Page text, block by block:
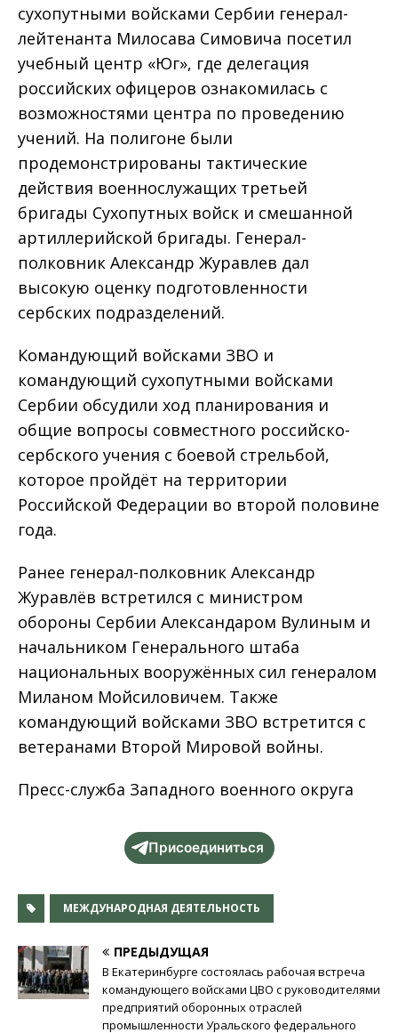
сухопутными войсками Сербии генерал-
лейтенанта Милосава Симовича посетил
учебный центр «Юг», где делегация
российских офицеров ознакомилась с
возможностями центра по проведению
учений. На полигоне были
продемонстрированы тактические
действия военнослужащих третьей
бригады Сухопутных войск и смешанной
артиллерийской бригады. Генерал-
полковник Александр Журавлев дал
высокую оценку подготовленности
сербских подразделений.
Командующий войсками ЗВО и
командующий сухопутными войсками
Сербии обсудили ход планирования и
общие вопросы совместного российско-
сербского учения с боевой стрельбой,
которое пройдёт на территории
Российской Федерации во второй половине
года.
Ранее генерал-полковник Александр
Журавлёв встретился с министром
обороны Сербии Александаром Вулиным и
начальником Генерального штаба
национальных вооружённых сил генералом
Миланом Мойсиловичем. Также
командующий войсками ЗВО встретится с
ветеранами Второй Мировой войны.
Пресс-служба Западного военного округа
Присоединиться
МЕЖДУНАРОДНАЯ ДЕЯТЕЛЬНОСТЬ
ПРЕДЫДУЩАЯ
В Екатеринбурге состоялась рабочая встреча
командующего войсками ЦВО с руководителями
предприятий оборонных отраслей
промышленности Уральского федерального